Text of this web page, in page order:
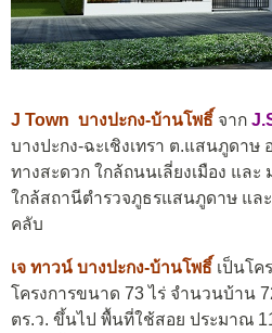
J Town บางปะกง-บ้านโพธิ์ จาก
บางปะกง-ฉะเชิงเทรา ต.แสนภูดาษ
ทางสะดวก ใกล้ถนนเลี่ยงเมือง และ
ใกล้สถานีตำรวจภูธรแสนภูดาษ แล
คลับ
เจ ทาวน์ บางปะกง-บ้านโพธิ์ เป็นโค
โครงการขนาด 73 ไร่ จำนวนบ้าน
ตร.ว. ขึ้นไป พื้นที่ใช้สอย ประมาณ